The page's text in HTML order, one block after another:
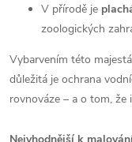
V přírodě je
zoologických
Vybarvením této
důležitá je ochrana
rovnováze – a o tom,
Nejvhodnější k